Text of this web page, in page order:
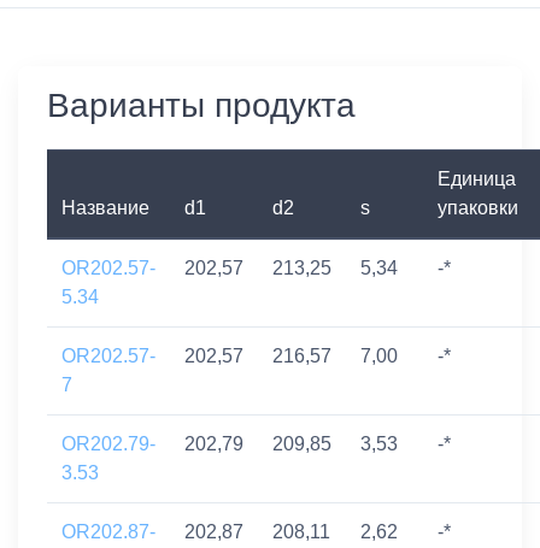
Варианты продукта
Название d1 d2 s
Единица
упаковки
OR202.57-
5.34
202,57 213,25 5,34 -*
OR202.57-
7
202,57 216,57 7,00 -*
OR202.79-
3.53
202,79 209,85 3,53 -*
OR202.87-
202,87 208,11 2,62 -*